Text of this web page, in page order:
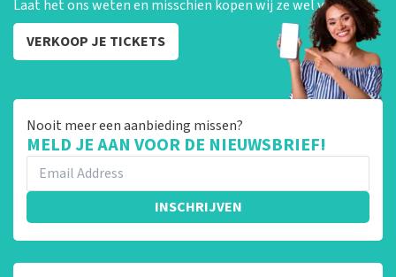
Laat het ons weten en misschien kopen wij ze wel van je!
VERKOOP JE TICKETS
Nooit meer een aanbieding missen?
MELD JE AAN VOOR DE NIEUWSBRIEF!
INSCHRIJVEN